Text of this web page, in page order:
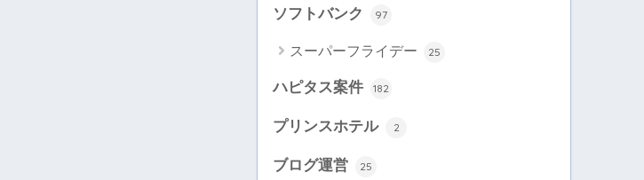
ソフトバンク 97
スーパーフライデー 25
ハピタス案件 182
プリンスホテル 2
ブログ運営 25